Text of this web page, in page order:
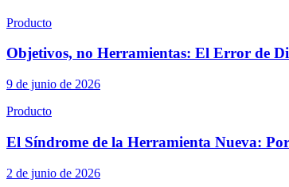
Producto
Objetivos, no Herramientas: El Error de
9 de junio de 2026
Producto
El Síndrome de la Herramienta Nueva:
2 de junio de 2026